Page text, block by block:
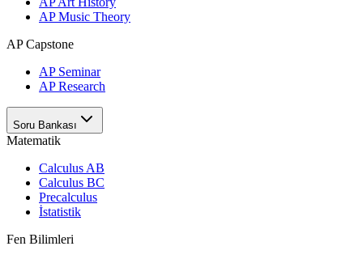
AP Music Theory
AP Capstone
AP Seminar
AP Research
Soru Bankası
Matematik
Calculus AB
Calculus BC
Precalculus
İstatistik
Fen Bilimleri